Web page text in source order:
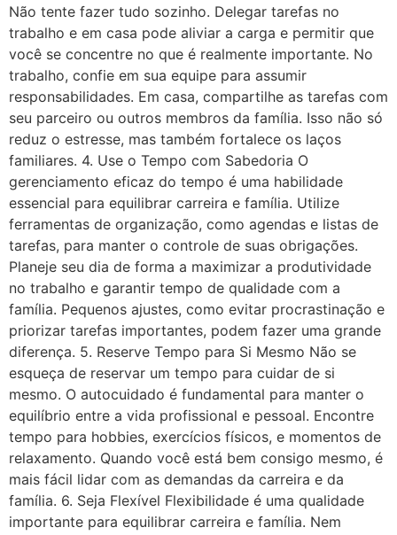
Não tente fazer tudo sozinho. Delegar tarefas no
trabalho e em casa pode aliviar a carga e permitir que
você se concentre no que é realmente importante. No
trabalho, confie em sua equipe para assumir
responsabilidades. Em casa, compartilhe as tarefas com
seu parceiro ou outros membros da família. Isso não só
reduz o estresse, mas também fortalece os laços
familiares. 4. Use o Tempo com Sabedoria O
gerenciamento eficaz do tempo é uma habilidade
essencial para equilibrar carreira e família. Utilize
ferramentas de organização, como agendas e listas de
tarefas, para manter o controle de suas obrigações.
Planeje seu dia de forma a maximizar a produtividade
no trabalho e garantir tempo de qualidade com a
família. Pequenos ajustes, como evitar procrastinação e
priorizar tarefas importantes, podem fazer uma grande
diferença. 5. Reserve Tempo para Si Mesmo Não se
esqueça de reservar um tempo para cuidar de si
mesmo. O autocuidado é fundamental para manter o
equilíbrio entre a vida profissional e pessoal. Encontre
tempo para hobbies, exercícios físicos, e momentos de
relaxamento. Quando você está bem consigo mesmo, é
mais fácil lidar com as demandas da carreira e da
família. 6. Seja Flexível Flexibilidade é uma qualidade
importante para equilibrar carreira e família. Nem